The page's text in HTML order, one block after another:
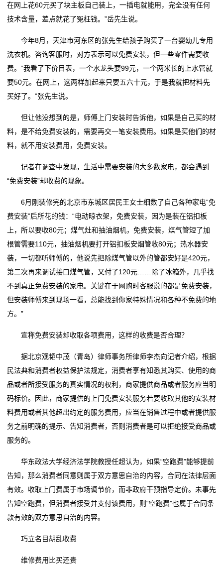
在网上花60元买了块主板自己装上，一插电就能用，完全没有任何
技术含量，差点就花了冤枉钱。”岳先生说。
今年8月，天津市河东区的张先生给孩子购买了一台婴幼儿专用
洗衣机。咨询客服时，对方表示可以免费安装，但一些零件需要收
费。“我看了下价目表，一个水龙头要99元，一个两米长的上水管就
要50元。在网上，这两样加起来只要五六十元，于是我就把材料先
买好了。”张先生说。
但让他没想到的是，师傅上门安装时告诉他，如果是自己买的材
料，是不给免费安装的，需要再交一笔安装费用。如果是买他们的材
料，就不用安装费用，免费安装。
记者在调查中发现，生活中需要安装的大多数家电，都会遇到
“免费安装”却收费的现象。
6月刚装修完的北京市东城区居民王女士细数了自己各种家电“免
费安装”后所花的钱：“电动晾衣架，免费安装，因为是装在铝扣板
上，所以要收80元；煤气灶和抽油烟机，免费安装，煤气管短了加
根管需要110元，抽油烟机要打开铝扣板安烟管收80元；热水器安
装，一切都听师傅的，他说先把除煤气管以外的管都安好是420元，
第二次再来调试接口煤气管，又付了120元……除了冰箱外，几乎找
不到真正免费安装的家电。关键在于网购时客服说的都是免费安装，
但安装师傅来到现场一看，总能找到你家特殊情况和各种不免费的地
方。”
宣称免费安装却收取各项费用，这样的收费是否合理？
据北京观韬中茂（青岛）律师事务所律师李杰向记者介绍，根据
民法典和消费者权益保护法规定，消费者享有知悉其购买、使用的商
品或者所接受服务的真实情况的权利，商家提供商品或者服务应当明
码标价。因此，商家提供的上门免费安装服务若要收取其他的安装材
料费用或者其他超出约定的服务费用，应当在销售过程中或者提供服
务之前明确的提示、告知消费者，否则消费者是可以拒绝接受商品或
服务的。
华东政法大学经济法学院教授任超认为，如果“空跑费”能够提前
告知，那么消费者同意则属于双方意思自治的内容，合同在法律层面
有效。收取上门费属于市场调节价，而非政府干预指导定价。未事先
告知空跑费，但消费者接受并支付该费用，则“空跑费”也属于合同条
款有效的双方意思自治的内容。
巧立名目胡乱收费
维修费用比买还贵